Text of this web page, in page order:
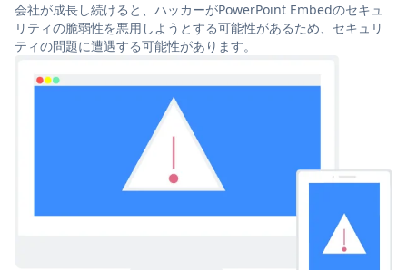
会社が成長し続けると、ハッカーがPowerPoint Embedのセキュ
リティの脆弱性を悪用しようとする可能性があるため、セキュリ
ティの問題に遭遇する可能性があります。